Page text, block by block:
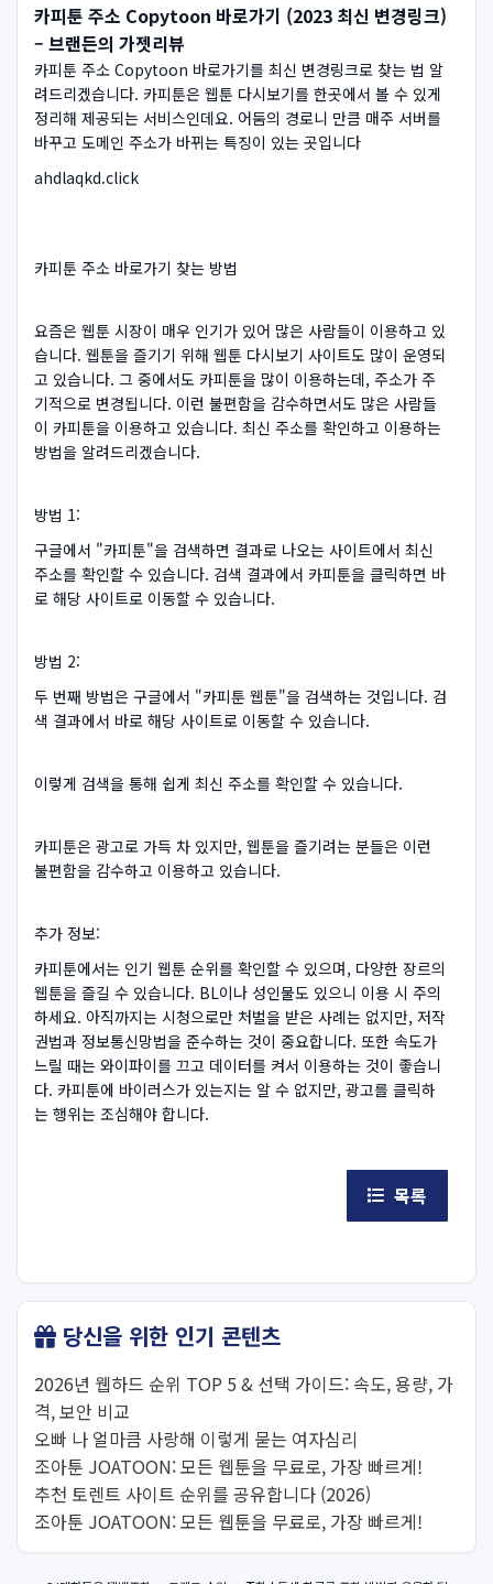
카피툰 주소 Copytoon 바로가기 (2023 최신 변경링크)
– 브랜든의 가젯리뷰
카피툰 주소 Copytoon 바로가기를 최신 변경링크로 찾는 법 알
려드리겠습니다. 카피툰은 웹툰 다시보기를 한곳에서 볼 수 있게
정리해 제공되는 서비스인데요. 어둠의 경로니 만큼 매주 서버를
바꾸고 도메인 주소가 바뀌는 특징이 있는 곳입니다
ahdlaqkd.click
카피툰 주소 바로가기 찾는 방법
요즘은 웹툰 시장이 매우 인기가 있어 많은 사람들이 이용하고 있
습니다. 웹툰을 즐기기 위해 웹툰 다시보기 사이트도 많이 운영되
고 있습니다. 그 중에서도 카피툰을 많이 이용하는데, 주소가 주
기적으로 변경됩니다. 이런 불편함을 감수하면서도 많은 사람들
이 카피툰을 이용하고 있습니다. 최신 주소를 확인하고 이용하는
방법을 알려드리겠습니다.
방법 1:
구글에서 "카피툰"을 검색하면 결과로 나오는 사이트에서 최신
주소를 확인할 수 있습니다. 검색 결과에서 카피툰을 클릭하면 바
로 해당 사이트로 이동할 수 있습니다.
방법 2:
두 번째 방법은 구글에서 "카피툰 웹툰"을 검색하는 것입니다. 검
색 결과에서 바로 해당 사이트로 이동할 수 있습니다.
이렇게 검색을 통해 쉽게 최신 주소를 확인할 수 있습니다.
카피툰은 광고로 가득 차 있지만, 웹툰을 즐기려는 분들은 이런
불편함을 감수하고 이용하고 있습니다.
추가 정보:
카피툰에서는 인기 웹툰 순위를 확인할 수 있으며, 다양한 장르의
웹툰을 즐길 수 있습니다. BL이나 성인물도 있으니 이용 시 주의
하세요. 아직까지는 시청으로만 처벌을 받은 사례는 없지만, 저작
권법과 정보통신망법을 준수하는 것이 중요합니다. 또한 속도가
느릴 때는 와이파이를 끄고 데이터를 켜서 이용하는 것이 좋습니
다. 카피툰에 바이러스가 있는지는 알 수 없지만, 광고를 클릭하
는 행위는 조심해야 합니다.
목록
당신을 위한 인기 콘텐츠
2026년 웹하드 순위 TOP 5 & 선택 가이드: 속도, 용량, 가
격, 보안 비교
오빠 나 얼마큼 사랑해 이렇게 묻는 여자심리
조아툰 JOATOON: 모든 웹툰을 무료로, 가장 빠르게!
추천 토렌트 사이트 순위를 공유합니다 (2026)
조아툰 JOATOON: 모든 웹툰을 무료로, 가장 빠르게!